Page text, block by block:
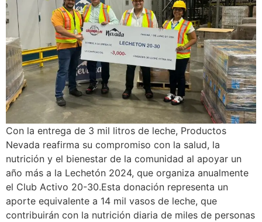
Con la entrega de 3 mil litros de leche, Productos
Nevada reafirma su compromiso con la salud, la
nutrición y el bienestar de la comunidad al apoyar un
año más a la Lechetón 2024, que organiza anualmente
el Club Activo 20-30.Esta donación representa un
aporte equivalente a 14 mil vasos de leche, que
contribuirán con la nutrición diaria de miles de personas